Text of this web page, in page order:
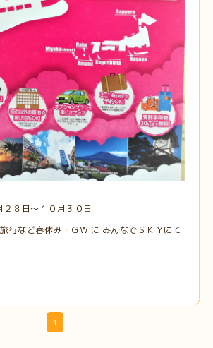
８日～１０月３０日
行など春休み・ＧＷ に みんなでＳＫＹにて
1